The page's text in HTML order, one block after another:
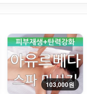
103,000원